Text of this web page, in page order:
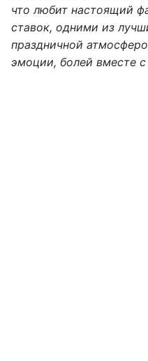
что любит настоящий
ставок, одними из
праздничной
эмоции, болей вместе с